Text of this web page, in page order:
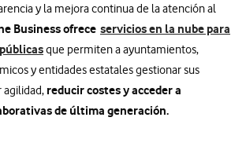
y la mejora continua de la atención al
Business ofrece servicios en la nube para
que permiten a ayuntamientos,
y entidades estatales gestionar sus
agilidad, reducir costes y acceder a
de última generación.